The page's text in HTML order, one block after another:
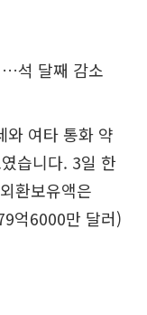
석 달째 감소
와 여타 통화 약
습니다. 3일 한
환보유액은
억6000만 달러)